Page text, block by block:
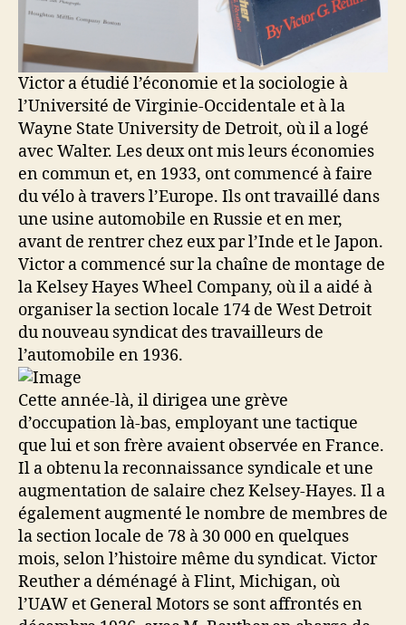
Victor a étudié l’économie et la sociologie à
l’Université de Virginie-Occidentale et à la
Wayne State University de Detroit, où il a logé
avec Walter. Les deux ont mis leurs économies
en commun et, en 1933, ont commencé à faire
du vélo à travers l’Europe. Ils ont travaillé dans
une usine automobile en Russie et en mer,
avant de rentrer chez eux par l’Inde et le Japon.
Victor a commencé sur la chaîne de montage de
la Kelsey Hayes Wheel Company, où il a aidé à
organiser la section locale 174 de West Detroit
du nouveau syndicat des travailleurs de
l’automobile en 1936.
Cette année-là, il dirigea une grève
d’occupation là-bas, employant une tactique
que lui et son frère avaient observée en France.
Il a obtenu la reconnaissance syndicale et une
augmentation de salaire chez Kelsey-Hayes. Il a
également augmenté le nombre de membres de
la section locale de 78 à 30 000 en quelques
mois, selon l’histoire même du syndicat. Victor
Reuther a déménagé à Flint, Michigan, où
l’UAW et General Motors se sont affrontés en